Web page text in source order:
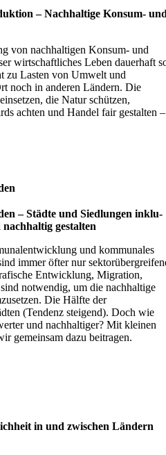
– Nach­hal­tige Kon­sum-
von nachhaltigen Konsum- und
wirtschaftliches Leben dauerhaft
zu Lasten von Umwelt und
noch in anderen Ländern. Die
die Natur schützen,
achten und Handel fair gestalten –
– Städte und Sied­lun­gen inklu­
gestal­ten
und kommunales
immer öfter nur
Entwicklung, Migration,
notwendig, um die nachhaltige
Die Hälfte der
(Tendenz steigend). Doch wie
und nachhaltiger? Mit kleinen
gemeinsam dazu beitragen.
in und zwi­schen Län­dern